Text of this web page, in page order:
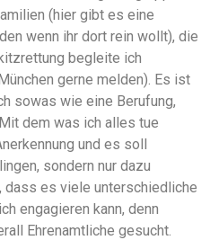
(hier gibt es eine
wenn ihr dort rein wollt), die
begleite ich
gerne melden). Es ist
sowas wie eine Berufung,
dem was ich alles tue
und es soll
sondern nur dazu
dass es viele unterschiedliche
engagieren kann, denn
Ehrenamtliche gesucht.